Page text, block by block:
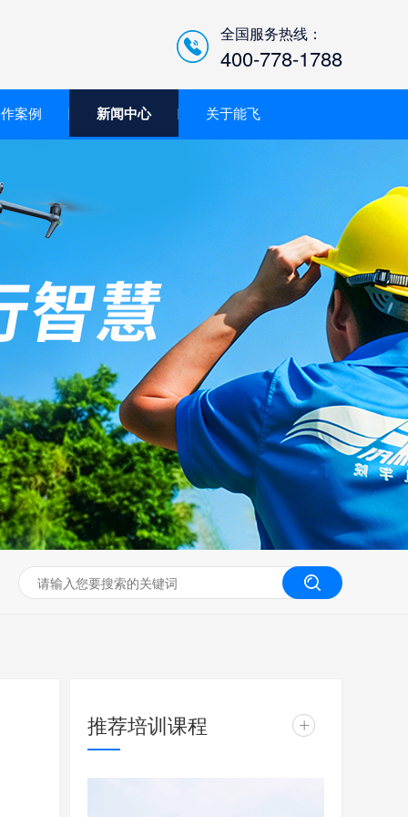
全国服务热线：
400-778-1788
无人机工程创新实训
案例 新闻中心 关于能飞
推荐培训课程 +